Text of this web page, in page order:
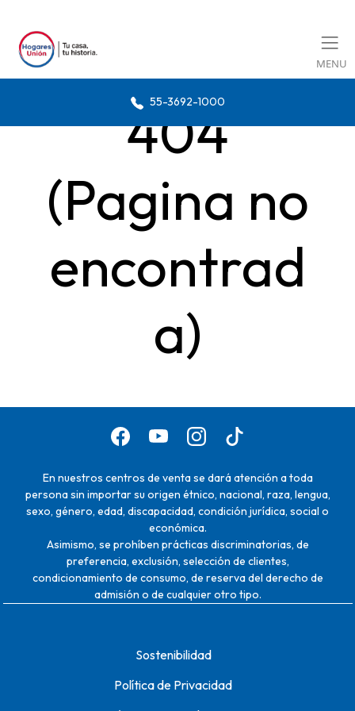
MENU
55-3692-1000
404
(Pagina no
encontrad
a)
En nuestros centros de venta se dará atención a toda
persona sin importar su origen étnico, nacional, raza, lengua,
sexo, género, edad, discapacidad, condición jurídica, social o
económica.
Asimismo, se prohíben prácticas discriminatorias, de
preferencia, exclusión, selección de clientes,
condicionamiento de consumo, de reserva del derecho de
admisión o de cualquier otro tipo.
Sostenibilidad
Política de Privacidad